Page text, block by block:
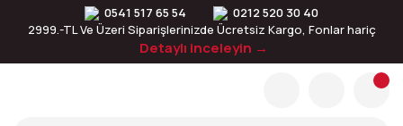
0541 517 65 54
0212 520 30 40
2999.-TL Ve Üzeri Siparişlerinizde Ücretsiz Kargo, Fonlar hariç
Detaylı inceleyin →